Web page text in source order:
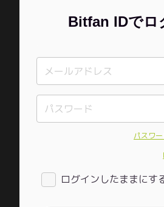
Bitfan IDでロ
パスワ
ログインしたままにす